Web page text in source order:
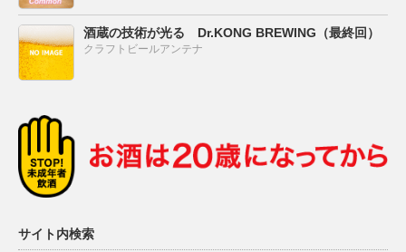
酒蔵の技術が光る Dr.KONG BREWING（最終回）
クラフトビールアンテナ
サイト内検索